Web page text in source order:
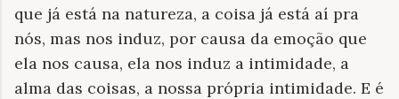
que já está na natureza, a coisa já está aí pra
nós, mas nos induz, por causa da emoção que
ela nos causa, ela nos induz a intimidade, a
alma das coisas, a nossa própria intimidade. E é